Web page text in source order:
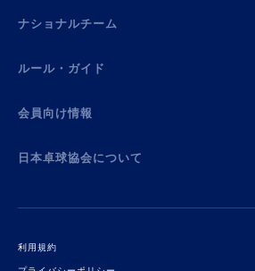
ナショナルチーム
ルール・ガイド
会員向け情報
日本卓球協会について
利用規約